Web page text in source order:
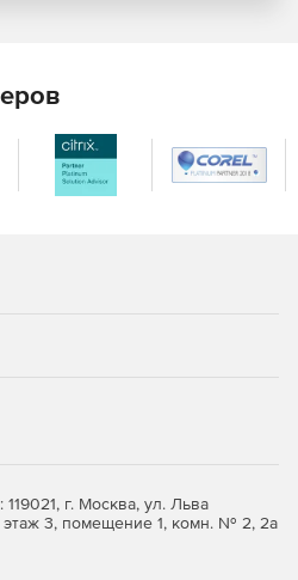
угроз сети.
основе правил, защита
общих точек
от несанкционированной
программ и сетевых атак.
угроз и оперативно
г. Москва, ул. Льва
этаж 3, помещение 1, комн. № 2, 2а